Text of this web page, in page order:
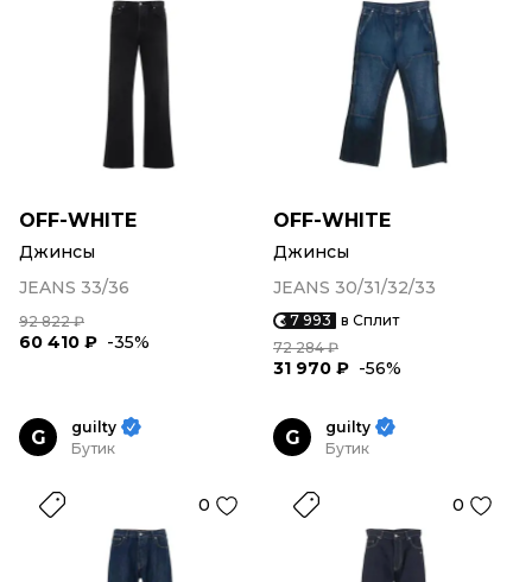
OFF-WHITE
Джинсы
JEANS 33/36
92 822 ₽
60 410 ₽ -35%
OFF-WHITE
Джинсы
JEANS 30/31/32/33
7 993 в Сплит
72 284 ₽
31 970 ₽ -56%
G
guilty
Бутик
0
G
guilty
Бутик
0